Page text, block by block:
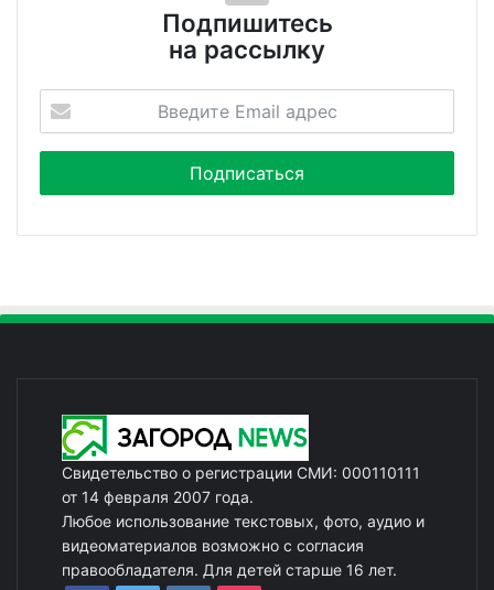
Подпишитесь
на рассылку
Свидетельство о регистрации СМИ: 000110111
от 14 февраля 2007 года.
Любое использование текстовых, фото, аудио и
видеоматериалов возможно с согласия
правообладателя. Для детей старше 16 лет.